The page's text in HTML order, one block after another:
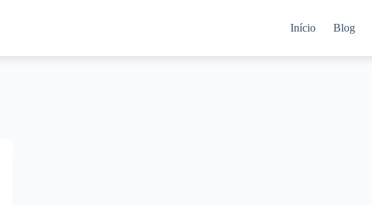
Início Blog